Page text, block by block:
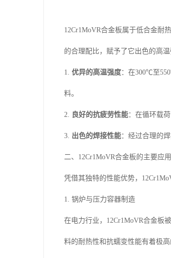
12Cr1MoVR合金板属于低合金耐
的合理配比，赋予了它出色的高
1. 优异的高温强度：在300℃至
料。
2. 良好的抗疲劳性能：在循环载
3. 出色的焊接性能：经过合理的
二、12Cr1MoVR合金板的主要应
凭借其独特的性能优势，
1. 锅炉与压力容器制造
在电力行业，12Cr1MoVR合金板
料的耐热性和抗蠕变性能有着极